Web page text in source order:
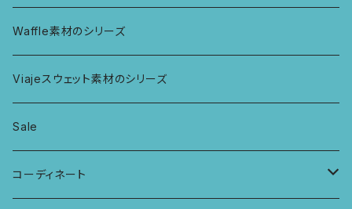
総レースショーツ
レディースボクサー
KIDS ラグランスリーブ長袖トップス
KIDS アラジンパンツ
KIDS ジョギングパンツ
KIDS レギンス
ラグ
なべつかみ
プフ
パーカー
ジャケット
Waffle素材のシリーズ
Viajeスウェット素材のシリーズ
Sale
コーディネート